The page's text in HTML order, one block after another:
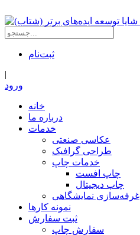
ثبت‌نام
|
ورود
خانه
درباره ما
خدمات
عکاسی صنعتی
طراحی گرافیک
خدمات چاپ
چاپ افست
چاپ دیجیتال
غرفه‌سازی نمایشگاهی
نمونه کارها
ثبت سفارش
سفارش چاپ